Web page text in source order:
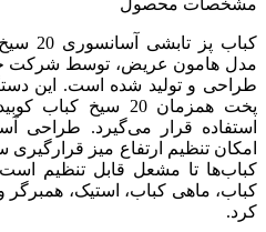
مدل هامون عریض، توسط شرکت
طراحی و تولید شده است. این
استفاده قرار می‌گیرد. طراحی
امکان تنظیم ارتفاع میز قرارگیری
کباب‌ها تا مشعل قابل تنظیم
کباب، ماهی کباب، استیک، همبرگر
کرد.